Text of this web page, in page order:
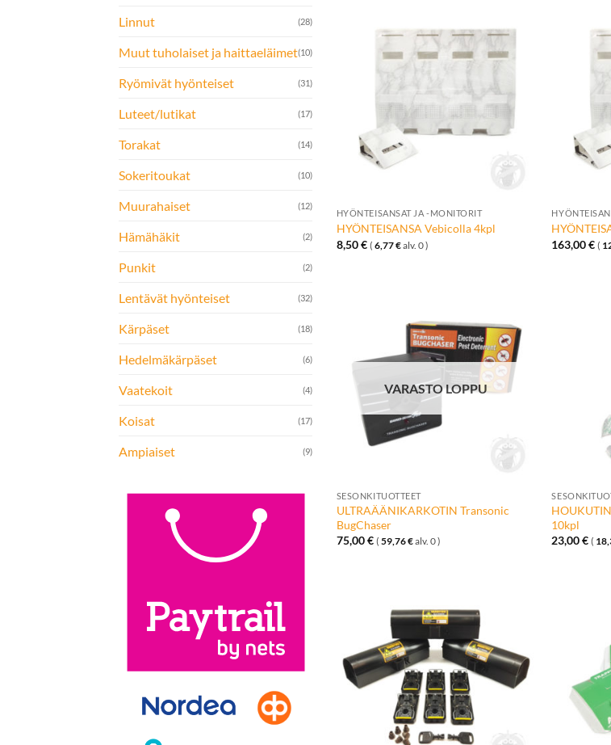
Linnut (28)
Muut tuholaiset ja haittaeläimet(10)
Ryömivät hyönteiset (31)
Luteet/lutikat (17)
Torakat (14)
Sokeritoukat (10)
Muurahaiset (12)
Hämähäkit (2)
Punkit (2)
Lentävät hyönteiset (32)
Kärpäset (18)
Hedelmäkärpäset (6)
Vaatekoit (4)
Koisat (17)
Ampiaiset (9)
toivelistalle
HYÖNTEISANSAT JA -MONITORIT
HYÖNTEISANSA Vebicolla 4kpl
8,50€ ( 6,77€alv. 0 )
163,00€ (
Lisää
toivelistalle
VARASTO LOPPU
SESONKITUOTTEET
ULTRAÄÄNIKARKOTIN Transonic
BugChaser
75,00€ ( 59,76€alv. 0 )
10kpl
23,00€ (
toivelistalle